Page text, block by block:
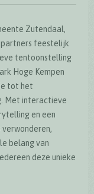
Zutendaal,
partners feestelijk
tentoonstelling
Hoge Kempen
tot het
Met interactieve
en een
belang van
deze unieke